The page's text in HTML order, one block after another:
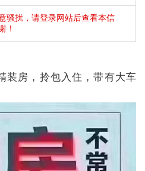
骚扰，请登录网站后查看本信
！
装房，拎包入住，带有大车